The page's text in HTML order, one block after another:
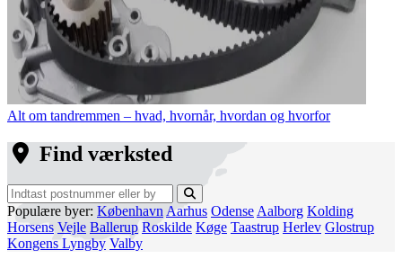
Alt om tandremmen – hvad, hvornår, hvordan og hvorfor
Find værksted
Populære byer: København Aarhus Odense Aalborg Kolding
Horsens Vejle Ballerup Roskilde Køge Taastrup Herlev Glostrup
Kongens Lyngby Valby